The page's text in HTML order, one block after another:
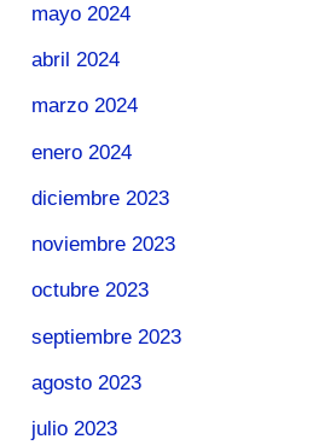
mayo 2024
abril 2024
marzo 2024
enero 2024
diciembre 2023
noviembre 2023
octubre 2023
septiembre 2023
agosto 2023
julio 2023